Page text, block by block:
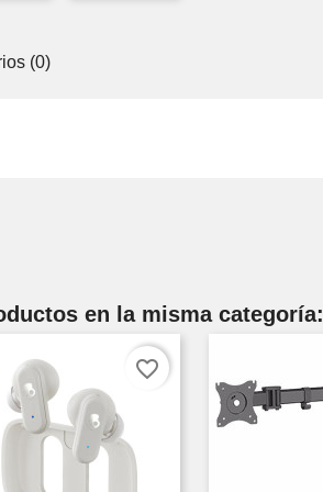
(0)
en la misma categoría:
favorite_border